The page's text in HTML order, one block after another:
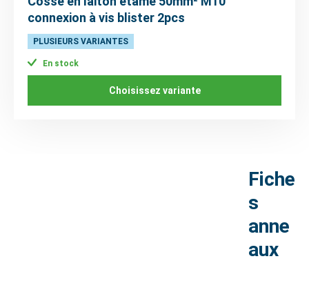
connexion à vis blister 2pcs
PLUSIEURS VARIANTES
En stock
Choisissez variante
Fiche
s
anne
aux